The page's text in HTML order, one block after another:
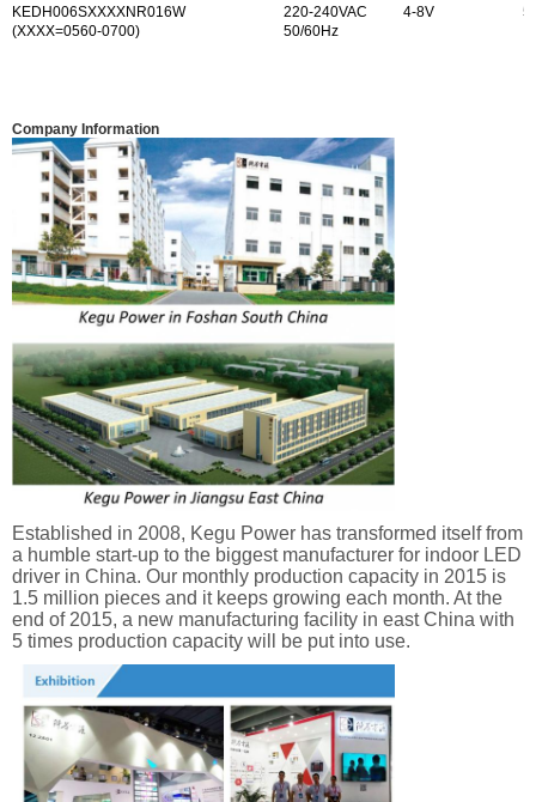
KEDH006SXXXXNR01
(XXXX=0560-0700)
6W
220-240VAC
50/60Hz
4-8V
Company Information
Established in 2008, Kegu Power has transformed itself from
a humble start-up to the biggest manufacturer for indoor LED
driver in China. Our monthly production capacity in 2015 is
1.5 million pieces and it keeps growing each month. At the
end of 2015, a new manufacturing facility in east China with
5 times production capacity will be put into use.